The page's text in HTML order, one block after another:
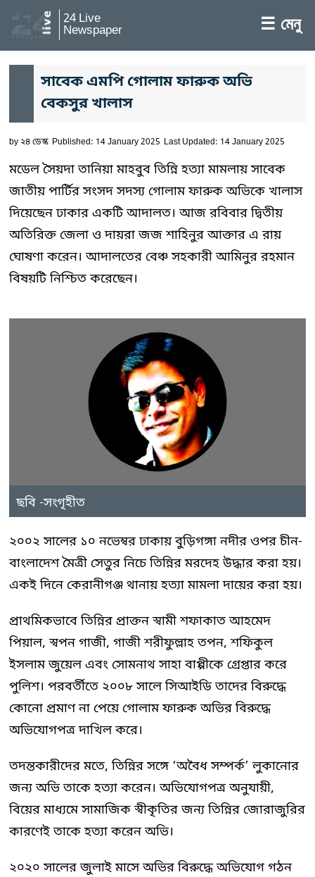
24 Live
Newspaper ☰ মেনু
সাবেক এমপি গোলাম ফারুক অভি
বেকসুর খালাস
by২৪ ডেস্ক Published: 14 January 2025 Last Updated: 14 January 2025
মডেল সৈয়দা তানিয়া মাহবুব তিন্নি হত্যা মামলায় সাবেক
জাতীয় পার্টির সংসদ সদস্য গোলাম ফারুক অভিকে খালাস
দিয়েছেন ঢাকার একটি আদালত। আজ রবিবার দ্বিতীয়
অতিরিক্ত জেলা ও দায়রা জজ শাহিনুর আক্তার এ রায়
ঘোষণা করেন। আদালতের বেঞ্চ সহকারী আমিনুর রহমান
বিষয়টি নিশ্চিত করেছেন।
ছবি -সংগৃহীত
২০০২ সালের ১০ নভেম্বর ঢাকায় বুড়িগঙ্গা নদীর ওপর চীন-
বাংলাদেশ মৈত্রী সেতুর নিচে তিন্নির মরদেহ উদ্ধার করা হয়।
একই দিনে কেরানীগঞ্জ থানায় হত্যা মামলা দায়ের করা হয়।
প্রাথমিকভাবে তিন্নির প্রাক্তন স্বামী শফাকাত আহমেদ
পিয়াল, স্বপন গাজী, গাজী শরীফুল্লাহ তপন, শফিকুল
ইসলাম জুয়েল এবং সোমনাথ সাহা বাপ্পীকে গ্রেপ্তার করে
পুলিশ। পরবর্তীতে ২০০৮ সালে সিআইডি তাদের বিরুদ্ধে
কোনো প্রমাণ না পেয়ে গোলাম ফারুক অভির বিরুদ্ধে
অভিযোগপত্র দাখিল করে।
তদন্তকারীদের মতে, তিন্নির সঙ্গে ‘অবৈধ সম্পর্ক’ লুকানোর
জন্য অভি তাকে হত্যা করেন। অভিযোগপত্র অনুযায়ী,
বিয়ের মাধ্যমে সামাজিক স্বীকৃতির জন্য তিন্নির জোরাজুরির
কারণেই তাকে হত্যা করেন অভি।
২০২০ সালের জুলাই মাসে অভির বিরুদ্ধে অভিযোগ গঠন